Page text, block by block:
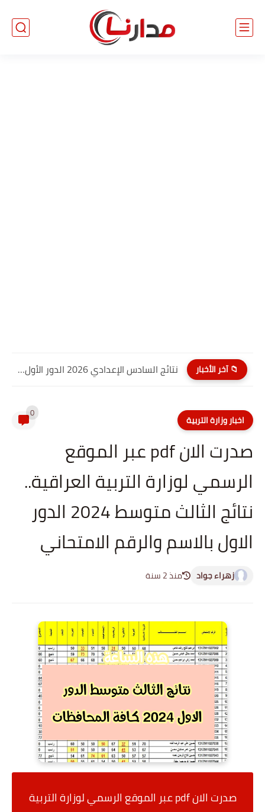
📁 آخر الأخبار نتائج السادس الإعدادي 2026 الدور الأول PDF كربلاء المقدسة| موقع...
اخبار وزارة التربية 0
صدرت الان pdf عبر الموقع
الرسمي لوزارة التربية العراقية..
نتائج الثالث متوسط 2024 الدور
الاول بالاسم والرقم الامتحاني
زهراء جواد منذ 2 سنة
صدرت الان pdf عبر الموقع الرسمي لوزارة التربية